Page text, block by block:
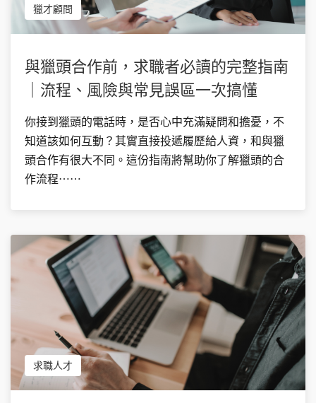
獵才顧問
與獵頭合作前，求職者必讀的完整指南
｜流程、風險與常見誤區一次搞懂
你接到獵頭的電話時，是否心中充滿疑問和擔憂，不
知道該如何互動？其實直接投遞履歷給人資，和與獵
頭合作有很大不同。這份指南將幫助你了解獵頭的合
作流程⋯⋯
求職人才